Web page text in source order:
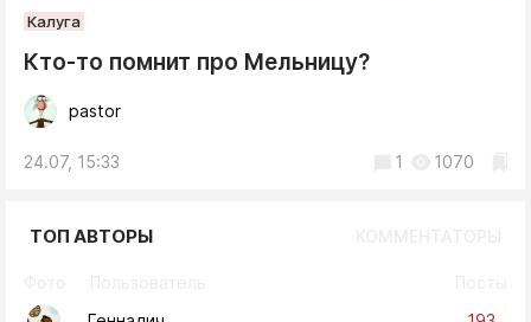
Калуга
Кто-то помнит про Мельницу?
pastor
24.07, 15:33 1 1070
ТОП АВТОРЫ